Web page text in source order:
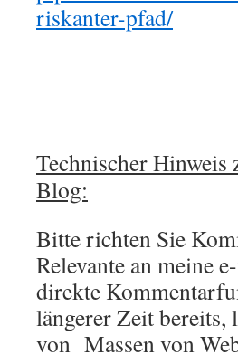
riskanter-pfad/
Technischer
Blog:
Bitte richten Sie
Relevante an meine
direkte
längerer Zeit bereits,
von Massen von